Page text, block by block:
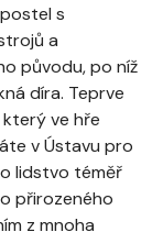
s
a
původu, po níž
díra. Teprve
ve hře
v Ústavu pro
lidstvo téměř
přirozeného
z mnoha